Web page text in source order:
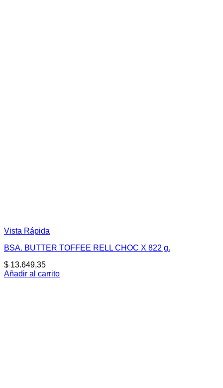
Vista Rápida
BSA. BUTTER TOFFEE RELL CHOC X 822 g.
$ 13.649,35
Añadir al carrito